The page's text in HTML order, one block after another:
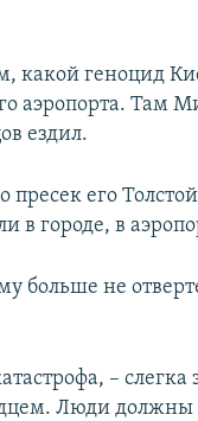
геноцид
аэропорта. Там
ездил.
пресек его
в городе, в
больше не
– слегка
Люди должны